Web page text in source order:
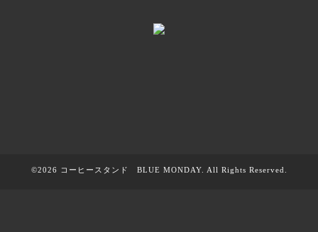
©2026 コーヒースタンド BLUE MONDAY. All Rights Reserved.